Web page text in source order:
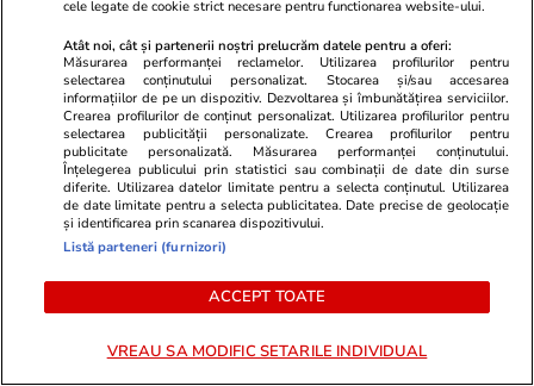
Știri Externe 10:05
Japonia a descoperit un zăcământ record de
aur în Oceanul Pacific la o adâncime de peste
700 de metri
Știri Locale 10:01
Marșul Oradea PRIDE, interzis de Primărie
pentru al 4-lea an pe motiv de „bune
moravuri”: organizatorii vor ieși totuși în stradă
pe 25 iulie
cele legate de cookie strict necesare pentru functionarea website-ului.
Atât noi, cât și partenerii noștri prelucrăm datele pentru a oferi:
Măsurarea performanței reclamelor. Utilizarea profilurilor pentru
selectarea conținutului personalizat. Stocarea și/sau accesarea
informațiilor de pe un dispozitiv. Dezvoltarea și îmbunătățirea serviciilor.
Crearea profilurilor de conținut personalizat. Utilizarea profilurilor pentru
selectarea publicității personalizate. Crearea profilurilor pentru
publicitate personalizată. Măsurarea performanței conținutului.
Înțelegerea publicului prin statistici sau combinații de date din surse
diferite. Utilizarea datelor limitate pentru a selecta conținutul. Utilizarea
de date limitate pentru a selecta publicitatea. Date precise de geolocație
și identificarea prin scanarea dispozitivului.
Listă parteneri (furnizori)
ACCEPT TOATE
VREAU SA MODIFIC SETARILE INDIVIDUAL